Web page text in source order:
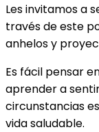
Les invitamos a
través de este
anhelos y
Es fácil pensar
aprender a
circunstancias
vida saludable.